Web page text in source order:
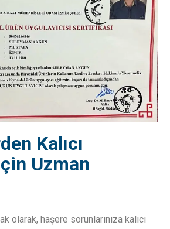
Kalıcı
Uzman
olarak, haşere sorunlarınıza kalıcı